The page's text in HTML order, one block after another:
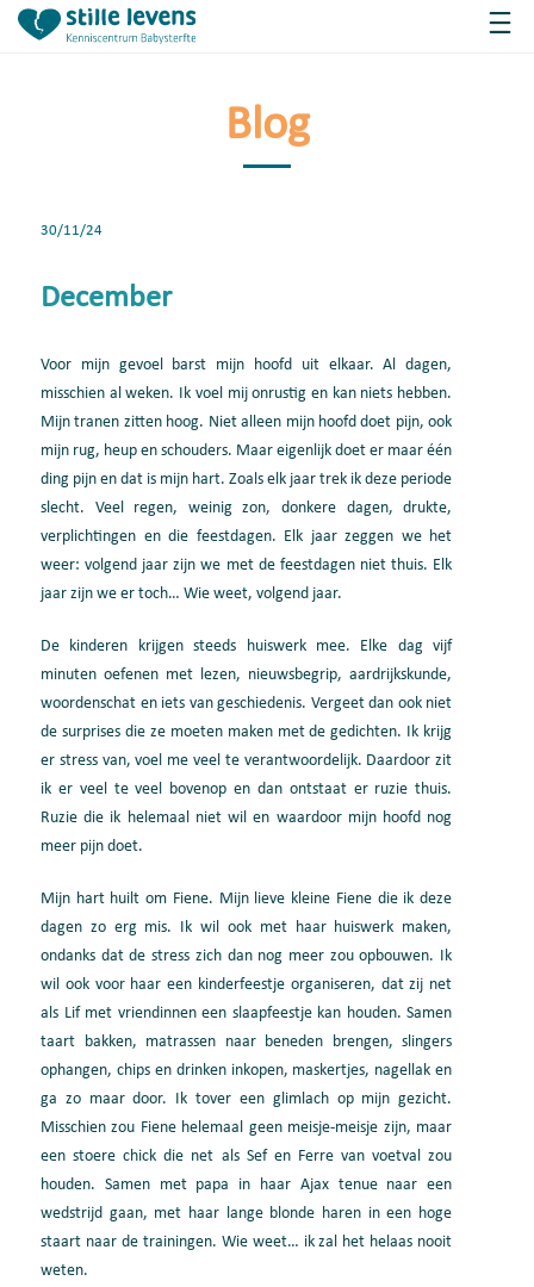
Blog
30/11/24
December
Voor mijn gevoel barst mijn hoofd uit elkaar. Al dagen,
misschien al weken. Ik voel mij onrustig en kan niets hebben.
Mijn tranen zitten hoog. Niet alleen mijn hoofd doet pijn, ook
mijn rug, heup en schouders. Maar eigenlijk doet er maar één
ding pijn en dat is mijn hart. Zoals elk jaar trek ik deze periode
slecht. Veel regen, weinig zon, donkere dagen, drukte,
verplichtingen en die feestdagen. Elk jaar zeggen we het
weer: volgend jaar zijn we met de feestdagen niet thuis. Elk
jaar zijn we er toch… Wie weet, volgend jaar.
De kinderen krijgen steeds huiswerk mee. Elke dag vijf
minuten oefenen met lezen, nieuwsbegrip, aardrijkskunde,
woordenschat en iets van geschiedenis. Vergeet dan ook niet
de surprises die ze moeten maken met de gedichten. Ik krijg
er stress van, voel me veel te verantwoordelijk. Daardoor zit
ik er veel te veel bovenop en dan ontstaat er ruzie thuis.
Ruzie die ik helemaal niet wil en waardoor mijn hoofd nog
meer pijn doet.
Mijn hart huilt om Fiene. Mijn lieve kleine Fiene die ik deze
dagen zo erg mis. Ik wil ook met haar huiswerk maken,
ondanks dat de stress zich dan nog meer zou opbouwen. Ik
wil ook voor haar een kinderfeestje organiseren, dat zij net
als Lif met vriendinnen een slaapfeestje kan houden. Samen
taart bakken, matrassen naar beneden brengen, slingers
ophangen, chips en drinken inkopen, maskertjes, nagellak en
ga zo maar door. Ik tover een glimlach op mijn gezicht.
Misschien zou Fiene helemaal geen meisje-meisje zijn, maar
een stoere chick die net als Sef en Ferre van voetval zou
houden. Samen met papa in haar Ajax tenue naar een
wedstrijd gaan, met haar lange blonde haren in een hoge
staart naar de trainingen. Wie weet… ik zal het helaas nooit
weten.